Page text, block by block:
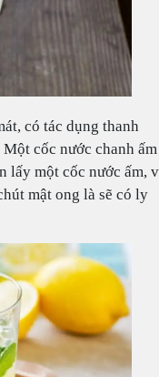
có tác dụng thanh
cốc nước chanh ấm
lấy một cốc nước ấm,
mật ong là sẽ có ly